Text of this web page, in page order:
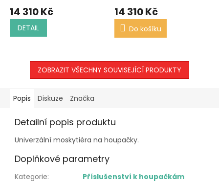
14 310 Kč
DETAIL
14 310 Kč
Do košíku
ZOBRAZIT VŠECHNY SOUVISEJÍCÍ PRODUKTY
Popis Diskuze Značka
Detailní popis produktu
Univerzální moskytiéra na houpačky.
Doplňkové parametry
Kategorie:
Příslušenství k houpačkám